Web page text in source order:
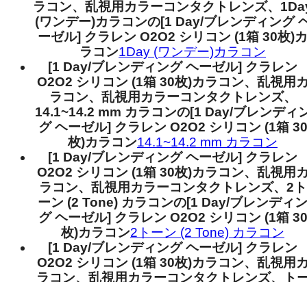
ラコン、乱視用カラーコンタクトレンズ、
(ワンデー)カラコンの[1 Day/ブレンディング
ーゼル] クラレン O2O2 シリコン (1箱 30枚)カ
ラコン1Day (ワンデー)カラコン
[1 Day/ブレンディング ヘーゼル] クラレン
O2O2 シリコン (1箱 30枚)カラコン、乱視用
ラコン、乱視用カラーコンタクトレンズ、
14.1~14.2 mm カラコンの[1 Day/ブレンディ
グ ヘーゼル] クラレン O2O2 シリコン (1箱 30
枚)カラコン14.1~14.2 mm カラコン
[1 Day/ブレンディング ヘーゼル] クラレン
O2O2 シリコン (1箱 30枚)カラコン、乱視用
ラコン、乱視用カラーコンタクトレンズ、2ト
ーン (2 Tone) カラコンの[1 Day/ブレンディン
グ ヘーゼル] クラレン O2O2 シリコン (1箱 30
枚)カラコン2トーン (2 Tone) カラコン
[1 Day/ブレンディング ヘーゼル] クラレン
O2O2 シリコン (1箱 30枚)カラコン、乱視用
ラコン、乱視用カラーコンタクトレンズ、ト